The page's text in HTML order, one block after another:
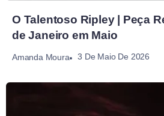
O Talentoso Ripley | Peça
de Janeiro em Maio
Amanda Moura 3 De Maio De 2026